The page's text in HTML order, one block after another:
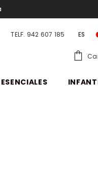
TELF. 942 607 185 ES